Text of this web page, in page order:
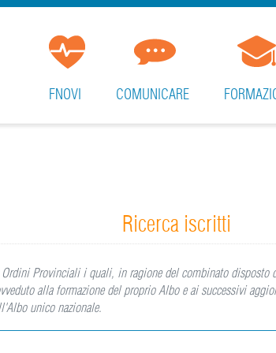
FNOVI COMUNICARE
Ricerca iscritti
Provinciali i quali, in ragione del combinato disposto
alla formazione del proprio Albo e ai successivi
unico nazionale.